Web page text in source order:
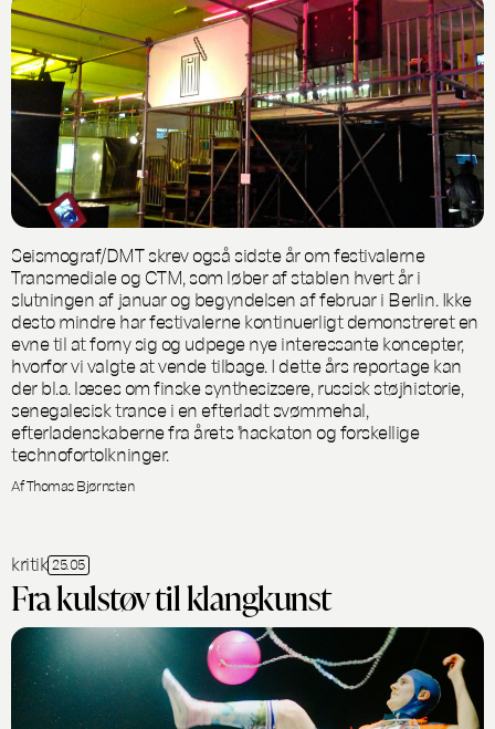
Seismograf/DMT skrev også sidste år om festivalerne
Transmediale og CTM, som løber af stablen hvert år i
slutningen af januar og begyndelsen af februar i Berlin. Ikke
desto mindre har festivalerne kontinuerligt demonstreret en
evne til at forny sig og udpege nye interessante koncepter,
hvorfor vi valgte at vende tilbage. I dette års reportage kan
der bl.a. læses om finske synthesizsere, russisk støjhistorie,
senegalesisk trance i en efterladt svømmehal,
efterladenskaberne fra årets 'hackaton og forskellige
technofortolkninger.
Af Thomas Bjørnsten
kritik 25.05
Fra kulstøv til klangkunst